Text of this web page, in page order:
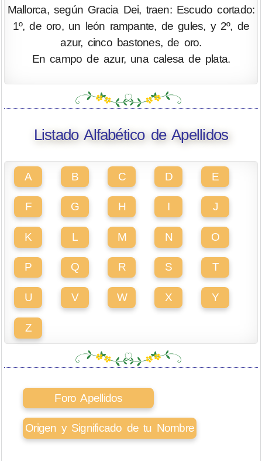
Mallorca, según Gracia Dei, traen: Escudo cortado:
1º, de oro, un león rampante, de gules, y 2º, de
azur, cinco bastones, de oro.
En campo de azur, una calesa de plata.
Listado Alfabético de Apellidos
A B C D E
F G H I J
K L M N O
P Q R S T
U V W X Y
Z
Foro Apellidos
Origen y Significado de tu Nombre